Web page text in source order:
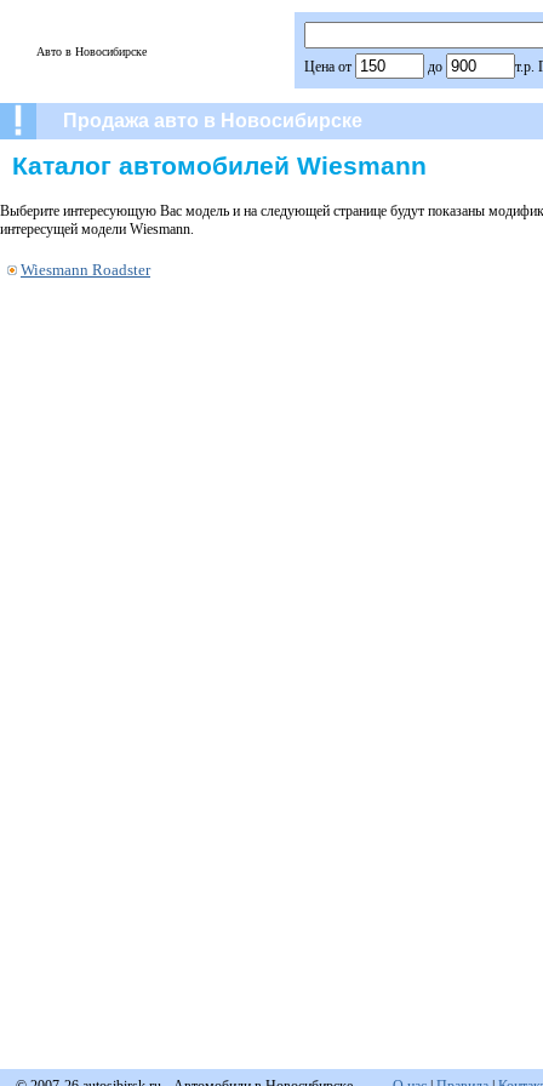
Авто в Новосибирске
Цена от до т.р.
Продажа авто в Новосибирске
Каталог автомобилей Wiesmann
Выберите интересующую Вас модель и на следующей странице будут показаны
интересущей модели Wiesmann.
Wiesmann Roadster